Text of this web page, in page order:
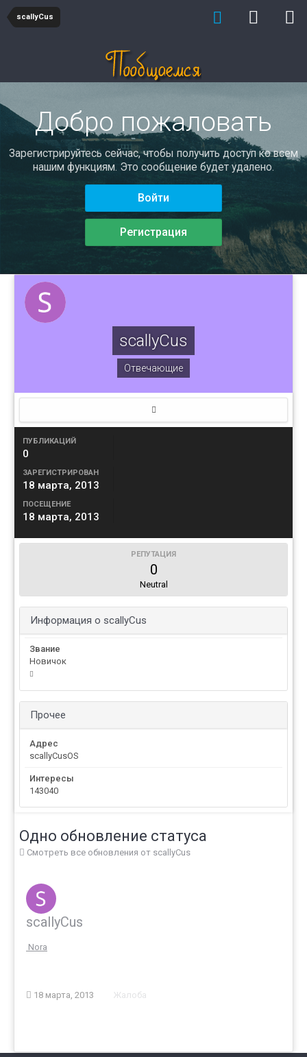
scallyCus
Добро пожаловать
Зарегистрируйтесь сейчас, чтобы получить доступ ко всем
нашим функциям. Это сообщение будет удалено.
Войти
Регистрация
scallyCus
Отвечающие
ПУБЛИКАЦИЙ
0
ЗАРЕГИСТРИРОВАН
18 марта, 2013
ПОСЕЩЕНИЕ
18 марта, 2013
РЕПУТАЦИЯ
0
Neutral
Информация о scallyCus
Звание
Новичок
Прочее
Адрес
scallyCusOS
Интересы
143040
Одно обновление статуса
Смотреть все обновления от scallyCus
scallyCus
Nora
18 марта, 2013 Жалоба